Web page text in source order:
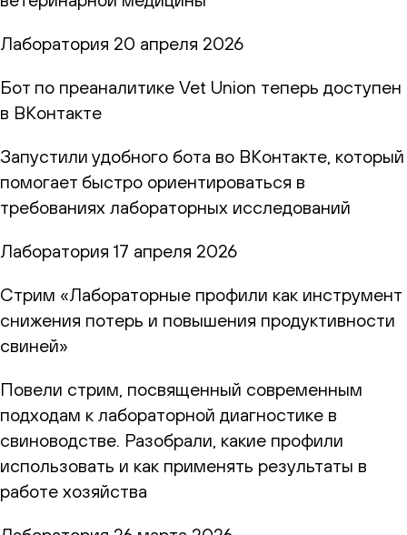
Лаборатория 20 апреля 2026
Бот по преаналитике Vet Union теперь доступен
в ВКонтакте
Запустили удобного бота во ВКонтакте, который
помогает быстро ориентироваться в
требованиях лабораторных исследований
Лаборатория 17 апреля 2026
Стрим «Лабораторные профили как инструмент
снижения потерь и повышения продуктивности
свиней»
Повели стрим, посвященный современным
подходам к лабораторной диагностике в
свиноводстве. Разобрали, какие профили
использовать и как применять результаты в
работе хозяйства